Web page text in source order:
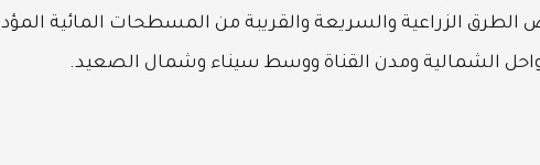
الطرق الزراعية والسريعة والقريبة من المسطحات المائية
الشمالية ومدن القناة ووسط سيناء وشمال الصعيد.